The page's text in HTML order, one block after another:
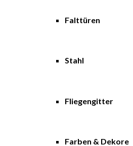
Falttüren
Stahl
Fliegengitter
Farben & Dekore